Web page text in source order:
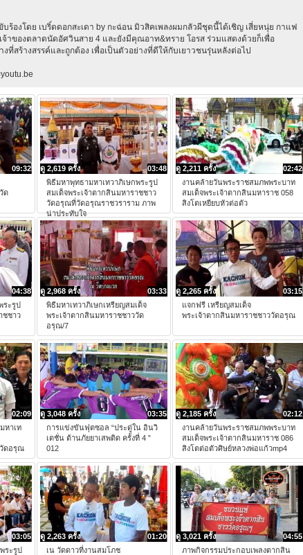
องโดย เบริ์ดดอกสะเดา by กะฉ่อน มิวสิคเพลงผมกลัวผีชุดนี้ได้เชิญ เสี่ยหนุ่ย กาแฟ
าของตลาดนัดอัศวินสาย 4 และยังมีคุณอาท&ทราย โอรส ร่วมแสดงด้วยก็เพื่อ
ที่สร้างสรรค์และถูกต้อง เพื่อเป็นตัวอย่างที่ดีให้กับเยาวชนรุ่นหลังต่อไป
09:32
ด
03:48
ดู 2,619 ครั้ง
พิธีมหาพุทธามหาเทวาภิเษกพระรูป
สมเด็จพระเจ้าตากสินมหาราชชาว
วัดอรุณที่วัดอรุณราชวราราม ภาพ
น่าประทับใจ
02:42
ดู 2,211 ครั้ง
งานคล้ายวันพระราชสมภพพระบาท
สมเด็จพระเจ้าตากสินมหาราช 058
สิงโตเหยียบหัวต่อตัว
04:38
ะรูป
ชชาว
03:33
ดู 2,968 ครั้ง
พิธีมหาเทวาภิเษกเหรียญสมเด็จ
พระเจ้าตากสินมหาราชชาววัด
อรุณ/7
03:15
ดู 2,265 ครั้ง
แจกฟรี เหรียญสมเด็จ
พระเจ้าตากสินมหาราชชาววัดอรุณ
02:09
หาเท
ดอรุณ
03:35
ดู 3,048 ครั้ง
การแข่งขันฟุตซอล “ประดู่ใน อินวิ
เตชั่น ต้านภัยยาเสพติด ครั้งที่ 4 ”
012
02:12
ดู 2,185 ครั้ง
งานคล้ายวันพระราชสมภพพระบาท
สมเด็จพระเจ้าตากสินมหาราช 086
สิงโตต่อตัวศิษย์หลวงพ่อแก้วmp4
03:05
ระรูป
01:20
ดู 2,263 ครั้ง
เน วัดดาวที่งานสมโภช
04:55
ดู 3,021 ครั้ง
ภาพกิจกรรมประกอบเพลงตากสิน